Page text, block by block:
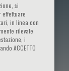
si
effettuare
in linea con
rilevate
i
ACCETTO